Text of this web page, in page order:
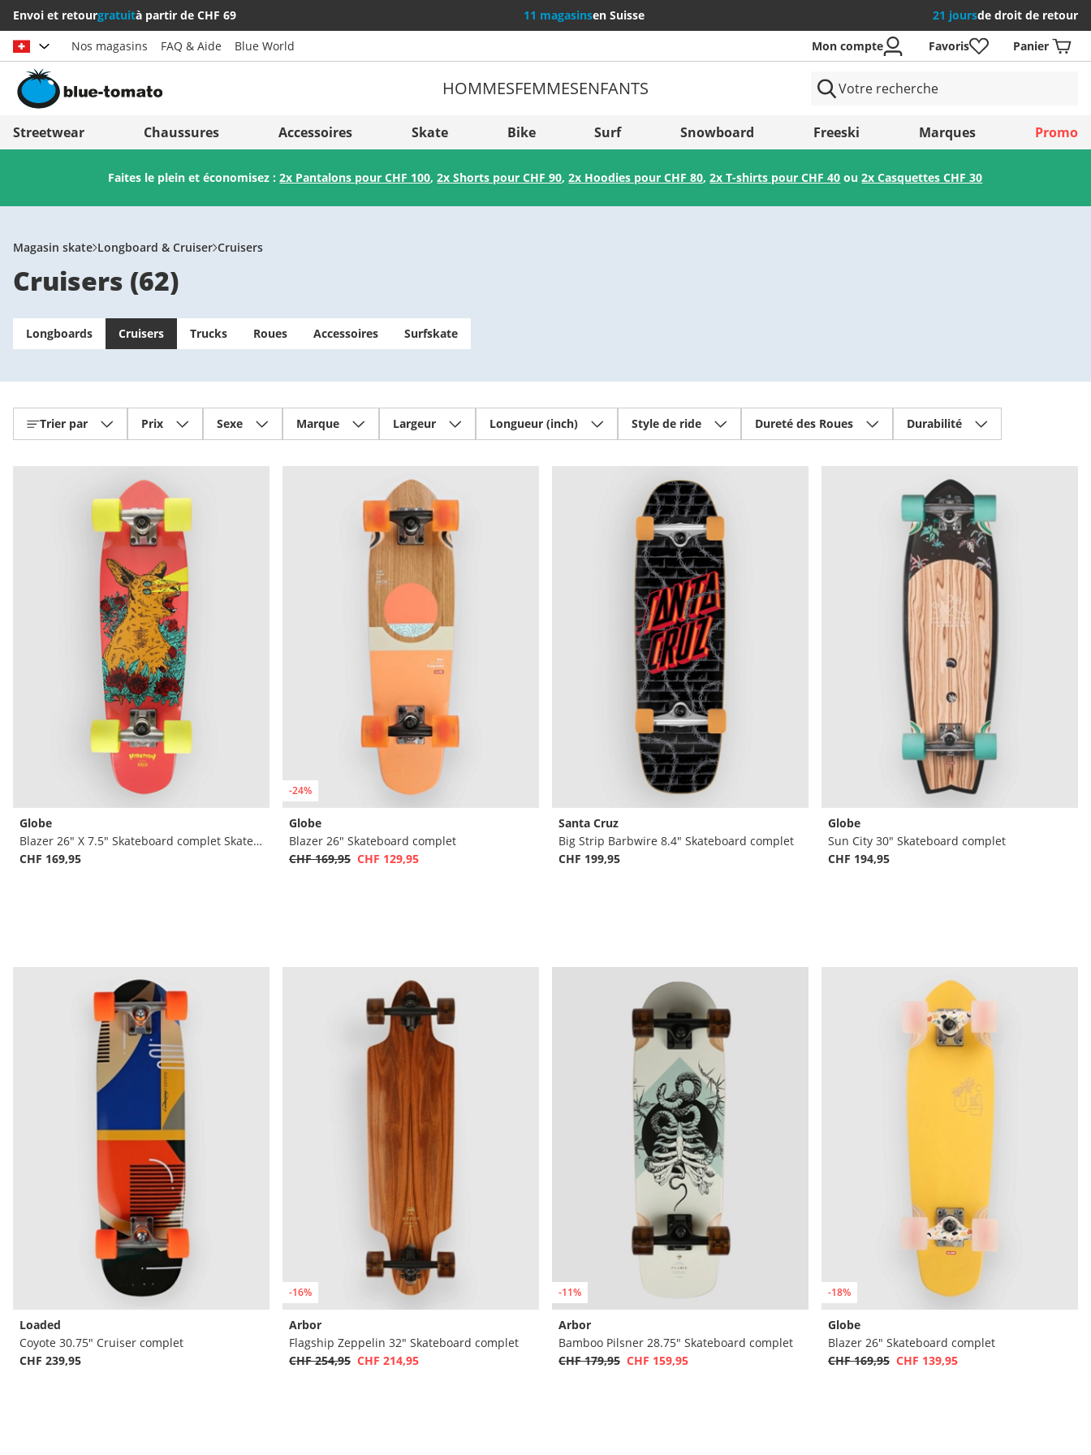
Envoi et retourgratuità partir de CHF 69 11 magasinsen Suisse 21 joursde droit de retour
Choisir le pays
Österreich
Schweiz (Deutsch)
Svizzera (Italiano)
France
Italia (Italiano)
Italien (Deutsch)
Suomi
Slovenija
België (Nederlands)
Enregistrer
Nos magasins FAQ & Aide Blue World Mon compte Favoris Panier
HOMMESFEMMESENFANTS
Streetwear Chaussures Accessoires Skate Bike Surf Snowboard Freeski Marques Promo
Faites le plein et économisez :2x Pantalons pour CHF 100,2x Shorts pour CHF 90,2x Hoodies pour CHF 80,2x T-shirts pour CHF 40 ou2x Casquettes CHF 30
Magasin skate Longboard & Cruiser Cruisers
Cruisers (62)
Longboards Cruisers Trucks Roues Accessoires Surfskate
Trier par Prix Sexe Marque Largeur Longueur (inch) Style de ride Dureté des Roues Durabilité
Globe
Blazer 26" X 7.5" Skateboard complet Skateboard complet
CHF 169,95
-24%
Globe
Blazer 26" Skateboard complet
CHF 169,95 CHF 129,95
Santa Cruz
Big Strip Barbwire 8.4" Skateboard complet
CHF 199,95
Globe
Sun City 30" Skateboard complet
CHF 194,95
Loaded
Coyote 30.75" Cruiser complet
CHF 239,95
-16%
Arbor
Flagship Zeppelin 32" Skateboard complet
CHF 254,95 CHF 214,95
-11%
Arbor
Bamboo Pilsner 28.75" Skateboard complet
CHF 179,95 CHF 159,95
-18%
Globe
Blazer 26" Skateboard complet
CHF 169,95 CHF 139,95